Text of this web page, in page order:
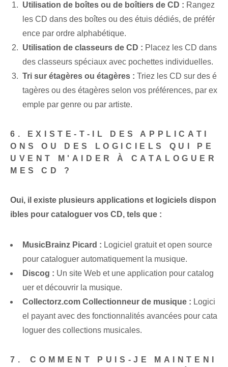
Utilisation de boîtes⁣ ou de boîtiers de CD : Rangez
les CD dans des boîtes ou des étuis dédiés, de préfér
ence par ordre alphabétique.
Utilisation de classeurs de CD : Placez les CD dans
des classeurs spéciaux avec pochettes individuelles.
Tri sur étagères ou étagères : Triez les CD sur des é
tagères ou des étagères selon vos préférences, par ex
emple par genre ou par artiste.
6. EXISTE-T-IL DES APPLICATI
ONS OU DES LOGICIELS QUI PE
UVENT M'AIDER À CATALOGUER
MES CD ?
Oui, il existe plusieurs applications et logiciels dispon
ibles pour cataloguer vos CD, tels que :
MusicBrainz Picard : Logiciel gratuit et open source
pour cataloguer automatiquement la musique.
Discog : Un site Web et une ‌application​ pour⁢ catalog
uer et ‌découvrir la musique.
Collectorz.com ⁤Collectionneur de musique : Logici
el payant avec des fonctionnalités avancées pour cata
loguer des collections musicales.
7. ⁤COMMENT PUIS-JE MAINTENI